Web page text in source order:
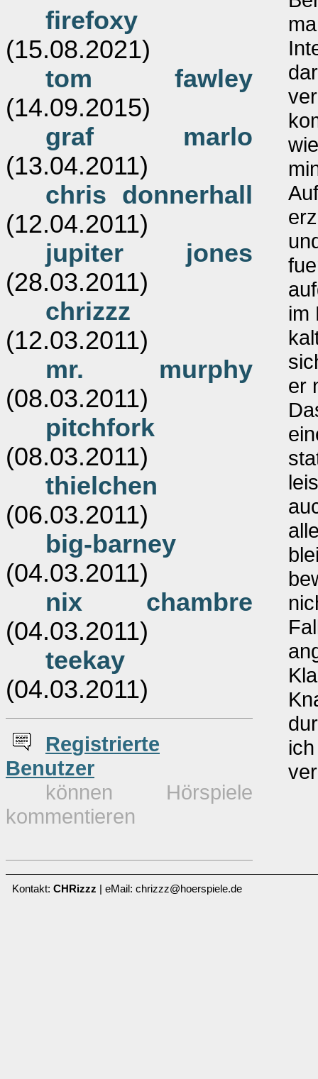
firefoxy
(15.08.2021)
tom fawley
(14.09.2015)
graf marlo
(13.04.2011)
chris donnerhall
(12.04.2011)
jupiter jones
(28.03.2011)
chrizzz
(12.03.2011)
mr. murphy
(08.03.2011)
pitchfork
(08.03.2011)
thielchen
(06.03.2011)
big-barney
(04.03.2011)
nix chambre
(04.03.2011)
teekay
(04.03.2011)
Registrierte
Benutzer
können Hörspiele
kommentieren
im
er
Kontakt: CHRizzz | eMail: chrizzz@hoerspiele.de